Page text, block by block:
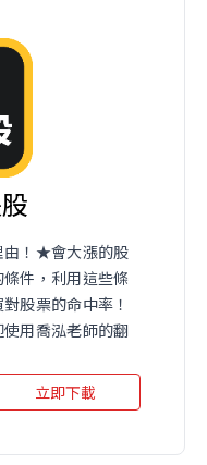
！★會大漲的股
件，利用這些條
股票的命中率！
用喬泓老師的翻
立即下載